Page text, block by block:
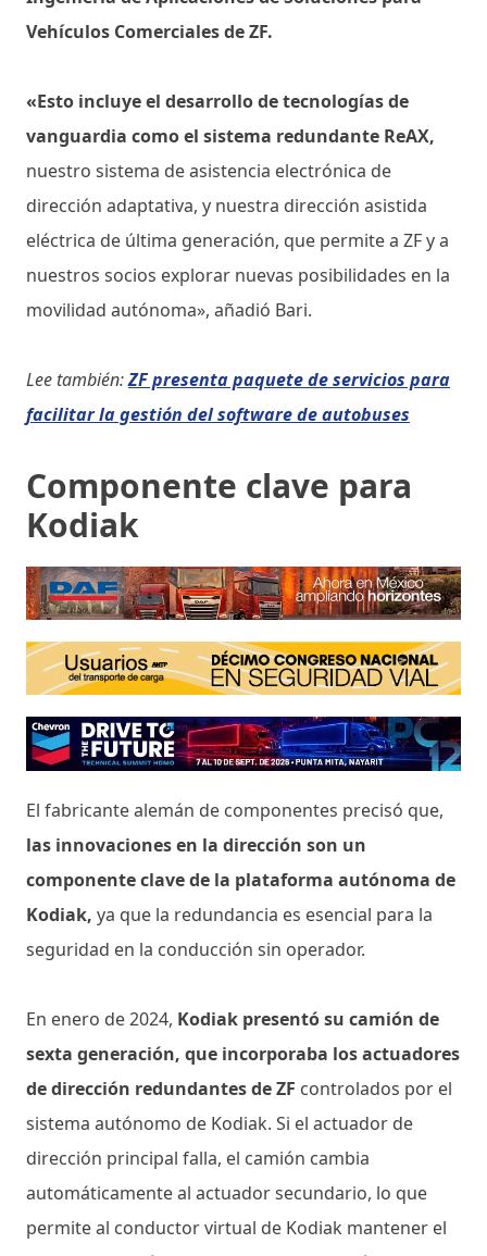
Vehículos Comerciales de ZF.
«Esto incluye el desarrollo de tecnologías de
vanguardia como el sistema redundante ReAX,
nuestro sistema de asistencia electrónica de
dirección adaptativa, y nuestra dirección asistida
eléctrica de última generación, que permite a ZF y a
nuestros socios explorar nuevas posibilidades en la
movilidad autónoma», añadió Bari.
Lee también:ZF presenta paquete de servicios para
facilitar la gestión del software de autobuses
Componente clave para
Kodiak
El fabricante alemán de componentes precisó que,
las innovaciones en la dirección son un
componente clave de la plataforma autónoma de
Kodiak, ya que la redundancia es esencial para la
seguridad en la conducción sin operador.
En enero de 2024, Kodiak presentó su camión de
sexta generación, que incorporaba los actuadores
de dirección redundantes de ZF controlados por el
sistema autónomo de Kodiak. Si el actuador de
dirección principal falla, el camión cambia
automáticamente al actuador secundario, lo que
permite al conductor virtual de Kodiak mantener el